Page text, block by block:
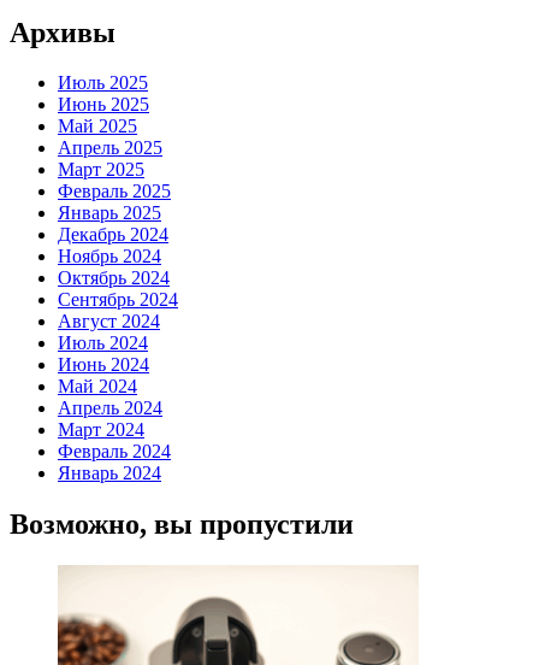
Архивы
Июль 2025
Июнь 2025
Май 2025
Апрель 2025
Март 2025
Февраль 2025
Январь 2025
Декабрь 2024
Ноябрь 2024
Октябрь 2024
Сентябрь 2024
Август 2024
Июль 2024
Июнь 2024
Май 2024
Апрель 2024
Март 2024
Февраль 2024
Январь 2024
Возможно, вы пропустили